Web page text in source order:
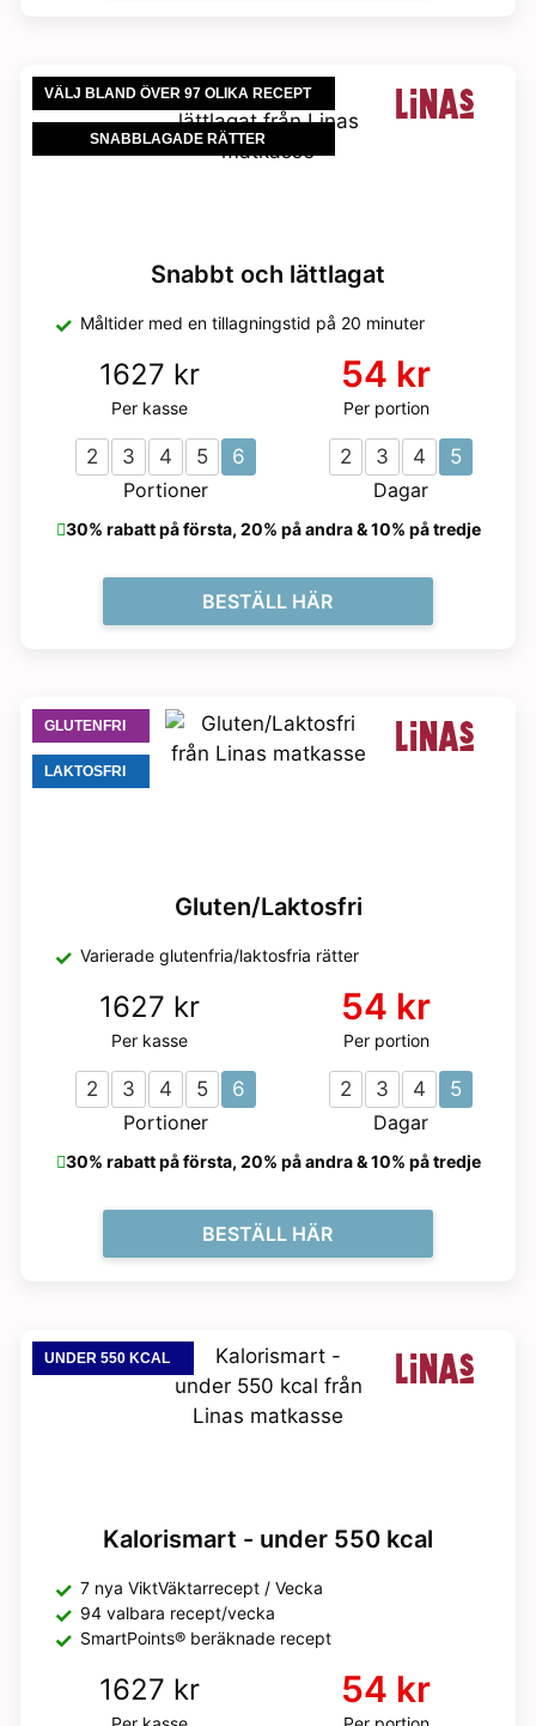
VÄLJ BLAND ÖVER 97 OLIKA RECEPT
SNABBLAGADE RÄTTER
Snabbt och lättlagat
Måltider med en tillagningstid på 20 minuter
1627 kr
Per kasse
54 kr
Per portion
2 3 4 5
6
Portioner
2 3 4
5
Dagar
30% rabatt på första, 20% på andra & 10% på tredje
BESTÄLL HÄR
GLUTENFRI
LAKTOSFRI
Gluten/Laktosfri
Varierade glutenfria/laktosfria rätter
1627 kr
Per kasse
54 kr
Per portion
2 3 4 5
6
Portioner
2 3 4
5
Dagar
30% rabatt på första, 20% på andra & 10% på tredje
BESTÄLL HÄR
UNDER 550 KCAL
Kalorismart - under 550 kcal
7 nya ViktVäktarrecept / Vecka
94 valbara recept/vecka
SmartPoints® beräknade recept
1627 kr 54 kr